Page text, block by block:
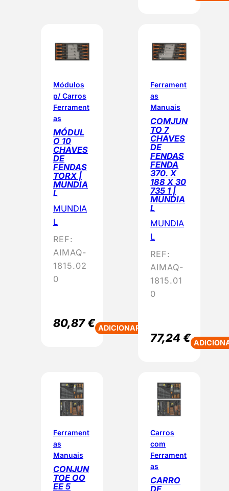
Módulos
p/ Carros
Ferrament
as
MÓDUL
O 10
CHAVES
DE
FENDAS
TORX |
MUNDIA
L
MUNDIA
L
REF:
AIMAQ-
1815.02
0
80,87€ ADICIONAR
Ferrament
as
Manuais
COMJUN
TO 7
CHAVES
DE
FENDAS
FENDA
370. X
188 X 30
735 1 |
MUNDIA
L
MUNDIA
L
REF:
AIMAQ-
1815.01
0
77,24€
Ferrament
as
Manuais
CONJUN
TOE OO
EE 5
Carros
com
Ferrament
as
CARRO